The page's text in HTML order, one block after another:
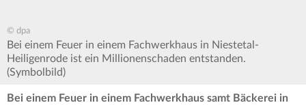
© dpa
Bei einem Feuer in einem Fachwerkhaus in Niestetal-
Heiligenrode ist ein Millionenschaden entstanden.
(Symbolbild)
Bei einem Feuer in einem Fachwerkhaus samt Bäckerei in